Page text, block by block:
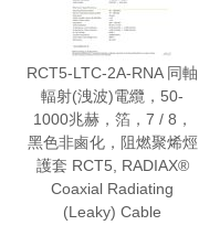
RCT5-LTC-2A-RNA 同軸
輻射(洩波)電纜，50-
1000兆赫，箔，7 / 8，
黑色非鹵化，阻燃聚烯烴
護套 RCT5, RADIAX®
Coaxial Radiating
(Leaky) Cable